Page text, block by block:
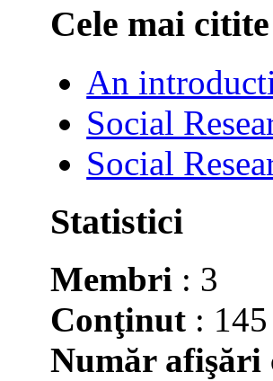
Cele mai citite
An
Social
Social
Statistici
Membri : 3
Conţinut : 145
Număr afişări